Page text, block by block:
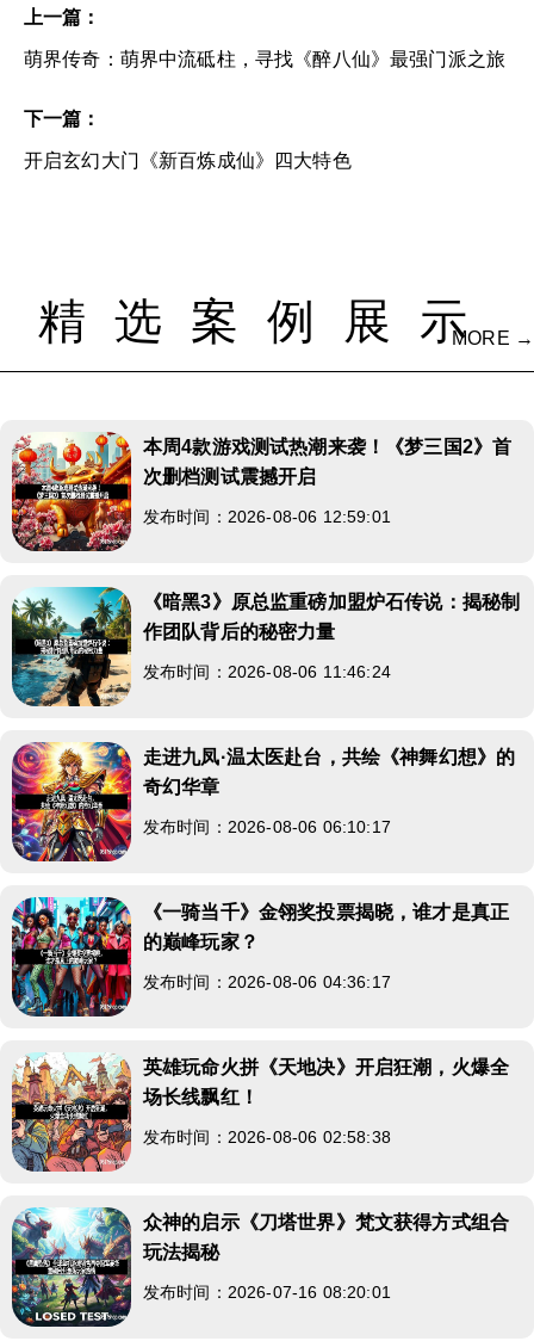
上一篇：
萌界传奇：萌界中流砥柱，寻找《醉八仙》最强门派之旅
下一篇：
开启玄幻大门《新百炼成仙》四大特色
精选案例展示MORE →
本周4款游戏测试热潮来袭！《梦三国2》首
次删档测试震撼开启
发布时间：2026-08-06 12:59:01
《暗黑3》原总监重磅加盟炉石传说：揭秘制
作团队背后的秘密力量
发布时间：2026-08-06 11:46:24
走进九凤·温太医赴台，共绘《神舞幻想》的
奇幻华章
发布时间：2026-08-06 06:10:17
《一骑当千》金翎奖投票揭晓，谁才是真正
的巅峰玩家？
发布时间：2026-08-06 04:36:17
英雄玩命火拼《天地决》开启狂潮，火爆全
场长线飘红！
发布时间：2026-08-06 02:58:38
众神的启示《刀塔世界》梵文获得方式组合
玩法揭秘
发布时间：2026-07-16 08:20:01